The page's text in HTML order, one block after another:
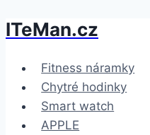
Přeskočit
obsah
ITeMan.cz
Fitness náramky
Chytré hodinky
Smart watch
APPLE